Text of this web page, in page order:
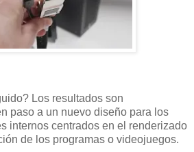
Los resultados son
paso a un nuevo diseño para los
internos centrados en el renderizado
de los programas o videojuegos.